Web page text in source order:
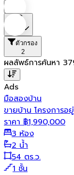
ตัวกรอง
2
ผลลัพธ์การค้นหา
Ads
มือสองบ้าน
ขายบ้าน โครงการอ
ราคา ฿1,990,000
3 ห้อง
2 น้ำ
54 ตร.ว.
1 ชั้น